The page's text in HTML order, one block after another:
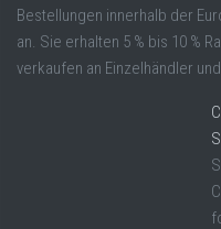
Bestellungen innerhalb der
an. Sie erhalten 5 % bis 10 %
verkaufen an Einzelhändler